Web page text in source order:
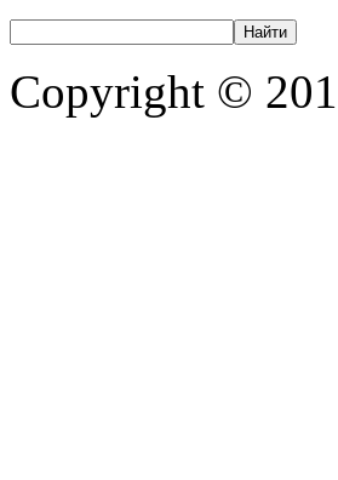
Copyright ©